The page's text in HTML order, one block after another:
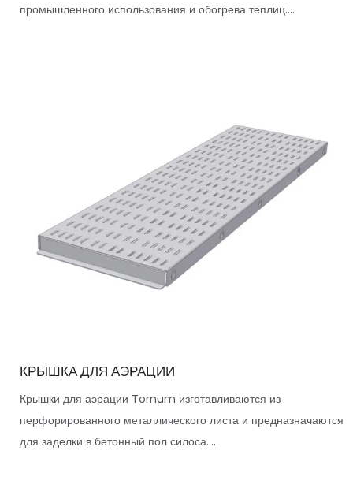
промышленного использования и обогрева теплиц....
КРЫШКА ДЛЯ АЭРАЦИИ
Крышки для аэрации Tornum изготавливаются из
перфорированного металлического листа и предназначаются
для заделки в бетонный пол силоса....